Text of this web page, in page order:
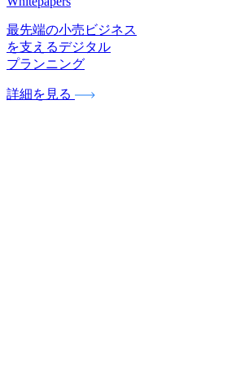
最先端の小売ビジネス
を支えるデジタル
プランニング
詳細を見る